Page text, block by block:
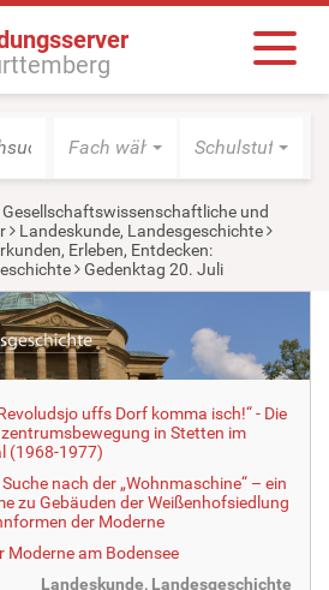
Fach wählen Schulstufe
Gesellschaftswissenschaftliche und
Landeskunde, Landesgeschichte
Erleben, Entdecken:
Gedenktag 20. Juli
uffs Dorf komma isch!“ - Die
in Stetten im
(1968-1977)
nach der „Wohnmaschine“ – ein
zu Gebäuden der Weißenhofsiedlung
der Moderne
Moderne am Bodensee
Landeskunde, Landesgeschichte